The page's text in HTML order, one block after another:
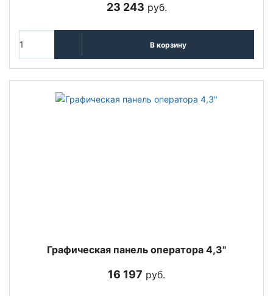
23 243 руб.
В корзину
Графическая панель оператора 4,3"
16 197 руб.